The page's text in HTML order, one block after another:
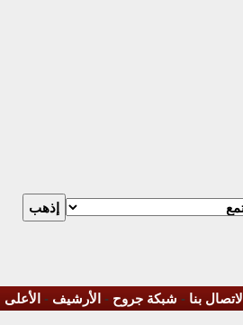
الاتصال بنا - شبكة جروح - الأرشيف - الأعلى